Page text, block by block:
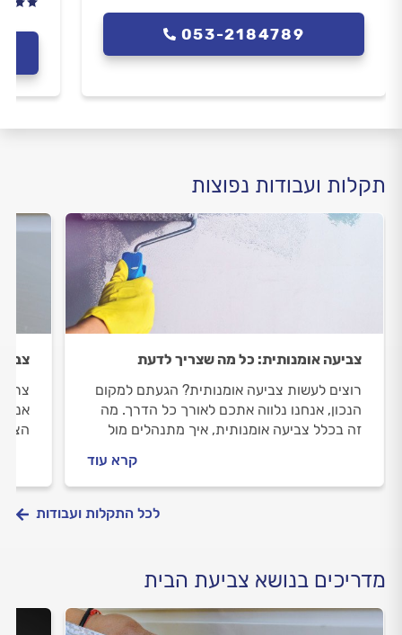
053-2184789
תקלות ועבודות נפוצות
צביעה אומנותית: כל מה שצריך לדעת
רוצים לעשות צביעה אומנותית? הגעתם למקום
הנכון, אנחנו נלווה אתכם לאורך כל הדרך. מה
זה בכלל צביעה אומנותית, איך מתנהלים מול
קרא עוד
לכל התקלות ועבודות
מדריכים בנושא צביעת הבית